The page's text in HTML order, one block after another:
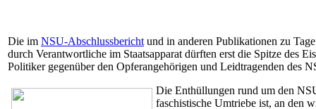
Die im NSU-Abschlussbericht und in anderen Publikationen zu
durch Verantwortliche im Staatsapparat dürften erst die Spitze des
Politiker gegenüber den Opferangehörigen und Leidtragenden des
Die Enthüllungen rund um den
faschistische Umtriebe ist, an den